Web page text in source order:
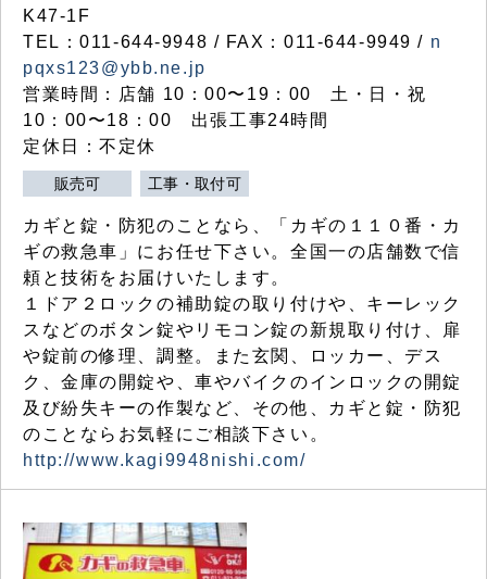
K47-1F
TEL：011-644-9948 / FAX：011-644-9949 / n
pqxs123@ybb.ne.jp
営業時間：店舗 10：00〜19：00 土・日・祝
10：00〜18：00 出張工事24時間
定休日：不定休
販売可 工事・取付可
カギと錠・防犯のことなら、「カギの１１０番・カ
ギの救急車」にお任せ下さい。全国一の店舗数で信
頼と技術をお届けいたします。
１ドア２ロックの補助錠の取り付けや、キーレック
スなどのボタン錠やリモコン錠の新規取り付け、扉
や錠前の修理、調整。また玄関、ロッカー、デス
ク、金庫の開錠や、車やバイクのインロックの開錠
及び紛失キーの作製など、その他、カギと錠・防犯
のことならお気軽にご相談下さい。
http://www.kagi9948nishi.com/